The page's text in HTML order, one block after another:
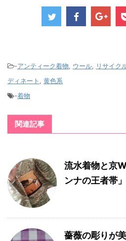
-アンティーク着物, ウール, リサイク
ディネート , 黄色系
-着物
関連記事
流水着物と京
ンナの王者帯
薔薇の彫りが